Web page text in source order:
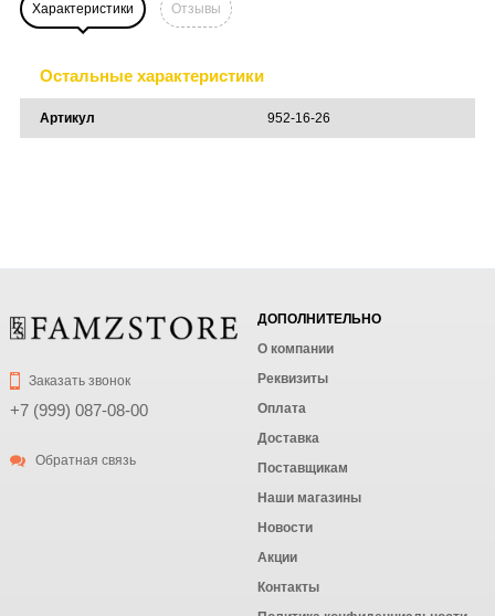
Характеристики Отзывы
Остальные характеристики
Артикул 952-16-26
Заказать звонок
+7 (999) 087-08-00
Обратная связь
ДОПОЛНИТЕЛЬНО
О компании
Реквизиты
Оплата
Доставка
Поставщикам
Наши магазины
Новости
Акции
Контакты